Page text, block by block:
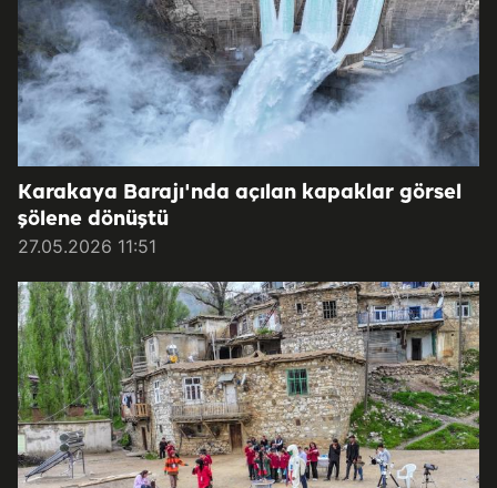
Karakaya Barajı'nda açılan kapaklar görsel
şölene dönüştü
27.05.2026 11:51